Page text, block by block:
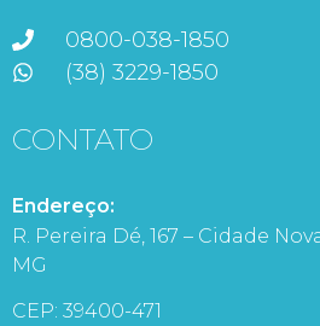
0800-038-1850
(38) 3229-1850
CONTATO
Endereço:
R. Pereira Dé, 167 – Cidade
MG
CEP: 39400-471